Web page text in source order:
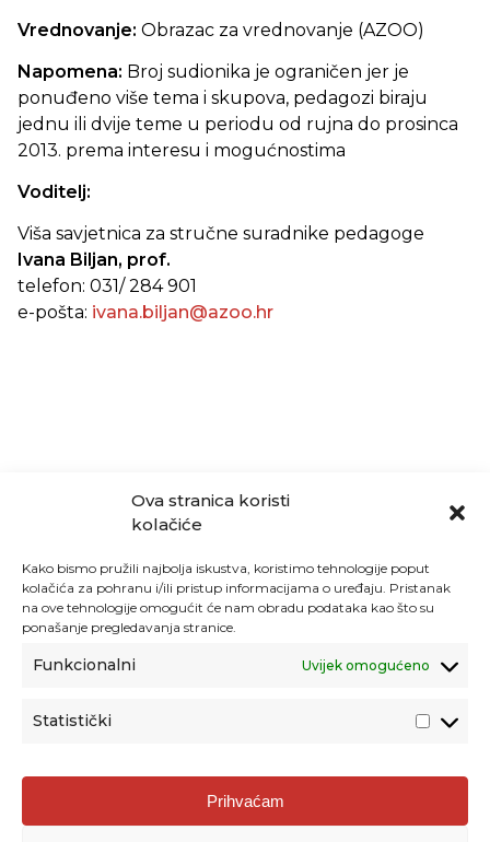
Ova stranica koristi
kolačiće
Kako bismo pružili najbolja iskustva, koristimo tehnologije poput
kolačića za pohranu i/ili pristup informacijama o uređaju. Pristanak
na ove tehnologije omogućit će nam obradu podataka kao što su
ponašanje pregledavanja stranice.
Funkcionalni Uvijek omogućeno
Statistički
Prihvaćam
Vrednovanje: Obrazac za vrednovanje (AZOO)
Napomena: Broj sudionika je ograničen jer je
ponuđeno više tema i skupova, pedagozi biraju
jednu ili dvije teme u periodu od rujna do prosinca
2013. prema interesu i mogućnostima
Voditelj:
Viša savjetnica za stručne suradnike pedagoge
Ivana Biljan, prof.
telefon: 031/ 284 901
e-pošta: ivana.biljan@azoo.hr
Agencija za odgoj i obrazovanje
Donje Svetice 38, 10000 Zagreb